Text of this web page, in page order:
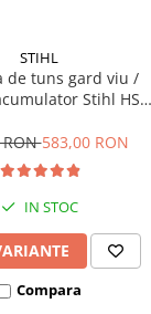
STIHL
de tuns gard viu /
Stihl HSA
RON583,00 RON
IN STOC
Compara